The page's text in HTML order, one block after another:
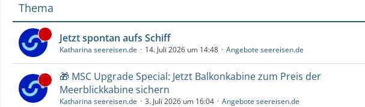
Thema
Jetzt spontan aufs Schiff
Katharina seereisen.de 14. Juli 2026 um 14:48 Angebote seereisen.de
🎁 MSC Upgrade Special: Jetzt Balkonkabine zum Preis der
Meerblickkabine sichern
Katharina seereisen.de 3. Juli 2026 um 16:04 Angebote seereisen.de